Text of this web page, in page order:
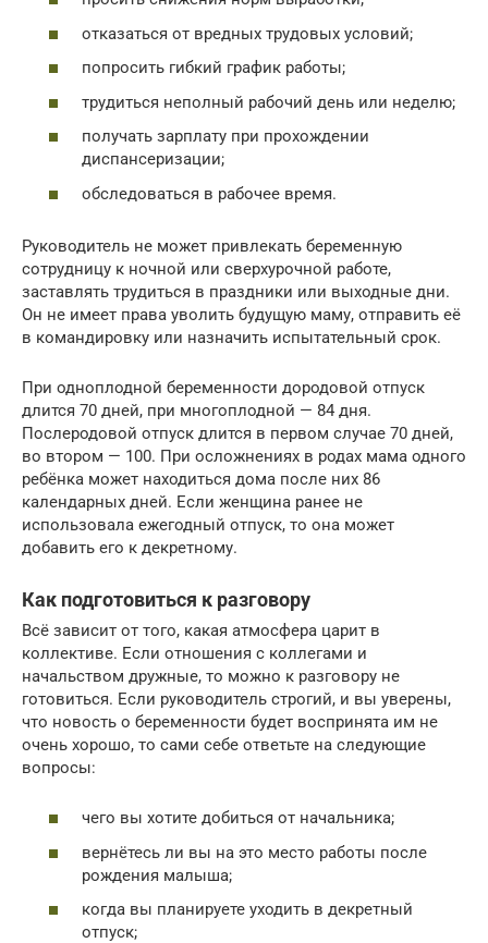
отказаться от вредных трудовых условий;
попросить гибкий график работы;
трудиться неполный рабочий день или неделю;
получать зарплату при прохождении
диспансеризации;
обследоваться в рабочее время.
Руководитель не может привлекать беременную
сотрудницу к ночной или сверхурочной работе,
заставлять трудиться в праздники или выходные дни.
Он не имеет права уволить будущую маму, отправить её
в командировку или назначить испытательный срок.
При одноплодной беременности дородовой отпуск
длится 70 дней, при многоплодной — 84 дня.
Послеродовой отпуск длится в первом случае 70 дней,
во втором — 100. При осложнениях в родах мама одного
ребёнка может находиться дома после них 86
календарных дней. Если женщина ранее не
использовала ежегодный отпуск, то она может
добавить его к декретному.
Как подготовиться к разговору
Всё зависит от того, какая атмосфера царит в
коллективе. Если отношения с коллегами и
начальством дружные, то можно к разговору не
готовиться. Если руководитель строгий, и вы уверены,
что новость о беременности будет воспринята им не
очень хорошо, то сами себе ответьте на следующие
вопросы:
чего вы хотите добиться от начальника;
вернётесь ли вы на это место работы после
рождения малыша;
когда вы планируете уходить в декретный
отпуск;